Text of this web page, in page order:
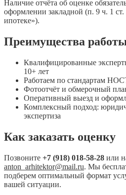
Наличие отчёта об оценке
оформлении закладной (п. 9 ч. 1
ипотеке»).
Преимущества
Квалифицированные
10+ лет
Работаем по стандартам
Фотоотчёт и обмерочный
Оперативный выезд и
Комплексный подход:
экспертиза
Как заказать оценку
Позвоните +7 (918) 018-58-28 или
anton_arhitektor@mail.ru. Мы
подберем оптимальный формат
вашей ситуации.